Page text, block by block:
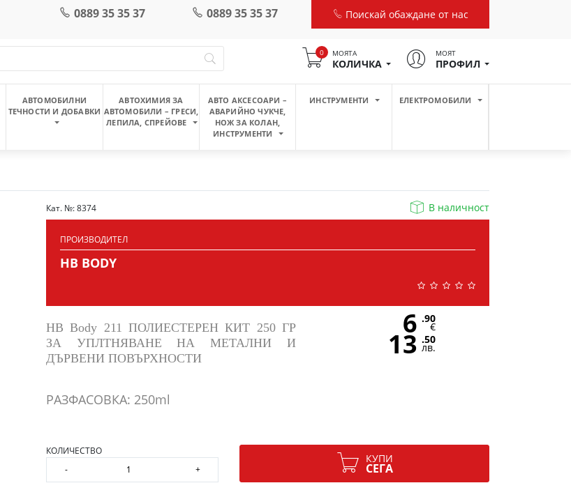
0889 35 35 37 0889 35 35 37 Поискай обаждане от нас
0 МОЯТА
КОЛИЧКА
МОЯТ
ПРОФИЛ
АВТОМОБИЛНИ
ТЕЧНОСТИ И ДОБАВКИ
АВТОХИМИЯ ЗА
АВТОМОБИЛИ – ГРЕСИ,
ЛЕПИЛА, СПРЕЙОВЕ
АВТО АКСЕСОАРИ –
АВАРИЙНО ЧУКЧЕ,
НОЖ ЗА КОЛАН,
ИНСТРУМЕНТИ
ИНСТРУМЕНТИ ЕЛЕКТРОМОБИЛИ
Кат. №: 8374 В наличност
ПРОИЗВОДИТЕЛ
HB BODY
HB Body 211 ПОЛИЕСТЕРЕН КИТ 250 ГР
ЗА УПЛТНЯВАНЕ НА МЕТАЛНИ И
ДЪРВЕНИ ПОВЪРХНОСТИ
РАЗФАСОВКА: 250ml
6 .90
€
13 .50
лв.
КОЛИЧЕСТВО
-
+
КУПИ
СЕГА